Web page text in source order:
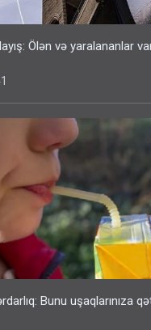
Ölən və yaralananlar
Bunu uşaqlarınıza